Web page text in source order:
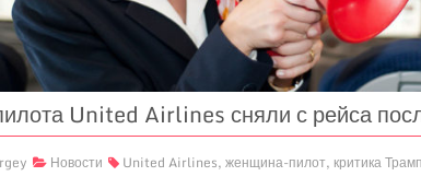
United Airlines сняли с рейса
Новости United Airlines, женщина-пилот, критика